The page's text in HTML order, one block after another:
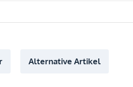
Alternative Artikel